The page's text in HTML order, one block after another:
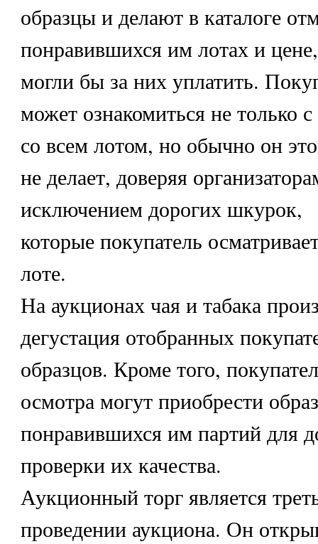
образцы и делают в каталоге
понравившихся им лотах и
могли бы за них уплатить.
может ознакомиться не только
со всем лотом, но обычно он
не делает, доверяя
исключением дорогих шкурок,
которые покупатель
лоте.
На аукционах чая и табака
дегустация отобранных
образцов. Кроме того,
осмотра могут приобрести
понравившихся им партий для
проверки их качества.
Аукционный торг является
проведении аукциона. Он